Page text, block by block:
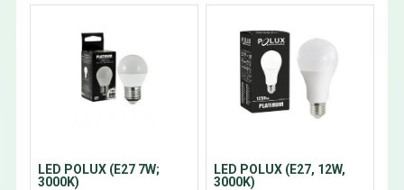
LED POLUX (E27 7W;
3000K)
LED POLUX (E27, 12W,
3000K)